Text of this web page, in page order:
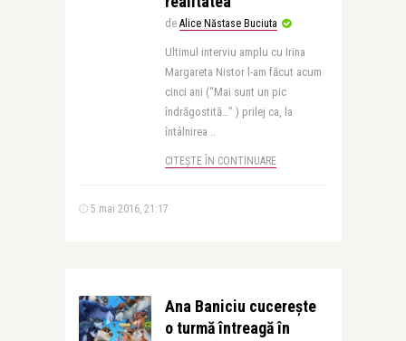
de Alice Năstase Buciuta
Ultimul interviu amplu cu Irina
Margareta Nistor l-am făcut acum
cinci ani (“Mai sunt un pic
îndrăgostită…” ) prilej ca, la
întâlnirea ..
CITEȘTE ÎN CONTINUARE
5 mai 2016, 21:17
Ana Baniciu cucereşte
o turmă întreagă în